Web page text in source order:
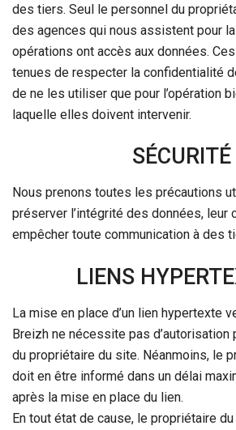
des tiers. Seul le personnel du
des agences qui nous assistent pour
opérations ont accès aux données.
tenues de respecter la confidentialité
de ne les utiliser que pour l’opération
laquelle elles doivent intervenir.
SÉCURITÉ
Nous prenons toutes les précautions
préserver l’intégrité des données, leur
empêcher toute communication à des
LIENS
La mise en place d’un lien hypertexte
Breizh ne nécessite pas
du propriétaire du site. Néanmoins, le
doit en être informé dans un délai
après la mise en place du lien.
En tout état de cause, le propriétaire du